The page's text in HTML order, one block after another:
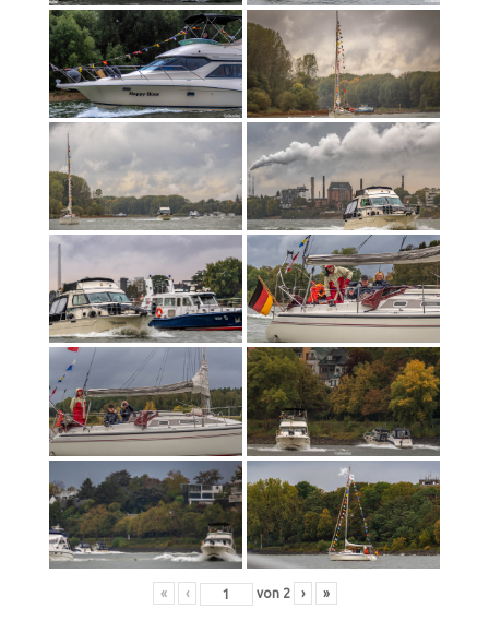
« ‹ von 2 › »